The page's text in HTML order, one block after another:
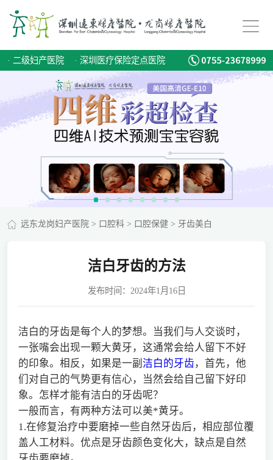
· 二级妇产医院 · 深圳医疗保险定点医院
远东龙岗妇产医院> 口腔科> 口腔保健> 牙齿美白
洁白牙齿的方法
发布时间：2024年1月16日
洁白的牙齿是每个人的梦想。当我们与人交谈时，
一张嘴会出现一颗大黄牙，这通常会给人留下不好
的印象。相反，如果是一副 洁白的牙齿 ，首先，他
们对自己的气势更有信心，当然会给自己留下好印
象。怎样才能有洁白的牙齿呢？
一般而言，有两种方法可以美*黄牙。
1.在修复治疗中要磨掉一些自然牙齿后，相应部位覆
盖人工材料。优点是牙齿颜色变化大，缺点是自然